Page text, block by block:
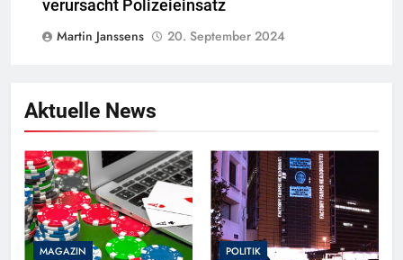
verursacht Polizeieinsatz
Martin Janssens
20. September 2024
Aktuelle News
MAGAZIN POLITIK